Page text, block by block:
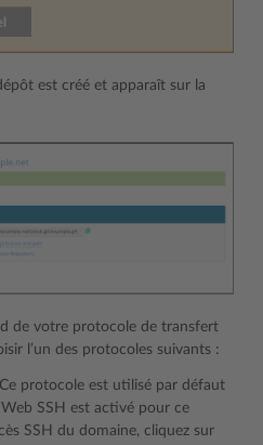
est créé et apparaît sur la
de votre protocole de transfert
l’un des protocoles suivants :
protocole est utilisé par défaut
Web SSH est activé pour ce
SSH du domaine, cliquez sur